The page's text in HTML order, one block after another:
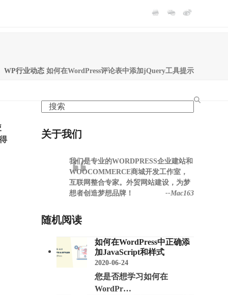
WP行业动态 如何在WordPress评论表中添加jQuery工具提示
Search
关于我们
我们是专业的WORDPRESS企业建站和
WOOCOMMERCE商城开发工作室，
互联网整合专家。外贸网站建设，为梦
想者创造梦想品牌！
--Mac163
随机阅读
如何在WordPress中正确添
加JavaScript和样式
2020-06-24
您是否想学习如何在
WordPr…